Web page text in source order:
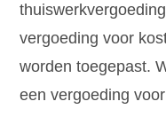
vergoeding voor
worden toegepast.
een vergoeding